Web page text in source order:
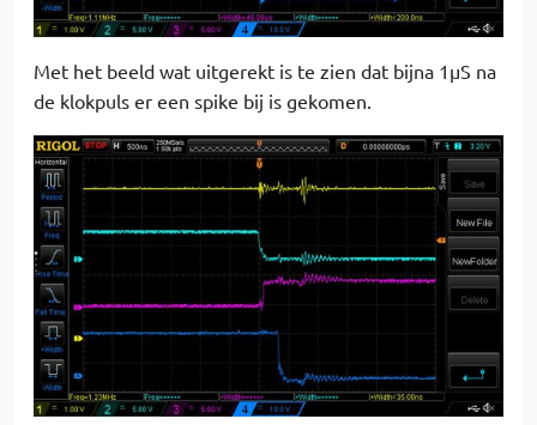
Met het beeld wat uitgerekt is te zien dat bijna 1µS na
de klokpuls er een spike bij is gekomen.